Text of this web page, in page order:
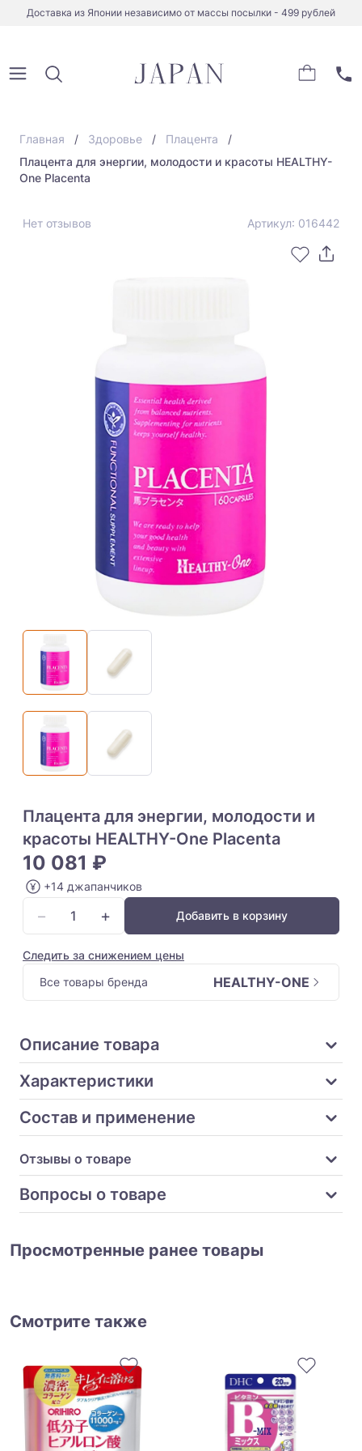
Доставка из Японии независимо от массы посылки - 499 рублей
Главная Здоровье
Плацента
Плацента для энергии, молодости и красоты HEALTHY-
One Placenta
Нет отзывов Артикул: 016442
Плацента для энергии, молодости и
красоты HEALTHY-One Placenta
10 081 ₽
+14 джапанчиков
− + Добавить в корзину
Следить за снижением цены
Все товары бренда
HEALTHY-ONE
Описание товара
Характеристики
Состав и применение
Отзывы о товаре
Вопросы о товаре
Просмотренные ранее товары
Смотрите также